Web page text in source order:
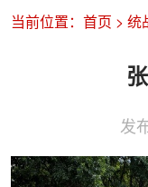
区
当前位置： 首页 > 统
发